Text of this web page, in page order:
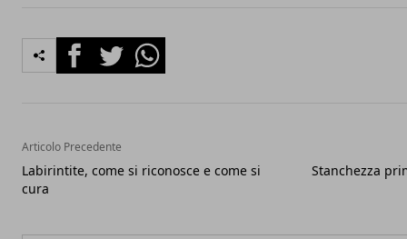
FacebookTwitterWhatsapp
Articolo Precedente
Labirintite, come si riconosce e come si
cura
Stanchezza